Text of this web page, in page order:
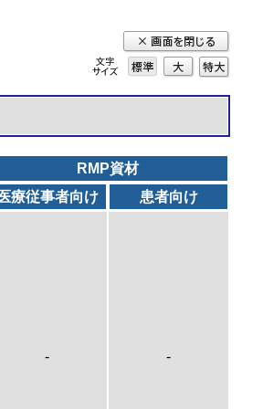
標準 大
特
大
RMP資材
療従事者向け
患者向け
- -